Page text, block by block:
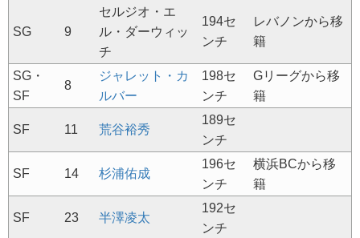
SG 9
セルジオ・エ
ル・ダーウィッ
チ
194セ
ンチ
レバノンから移
籍
SG・
SF
8
ジャレット・カ
ルバー
198セ
ンチ
Gリーグから移
籍
SF 11 荒谷裕秀
189セ
ンチ
SF 14 杉浦佑成
196セ
ンチ
横浜BCから移
籍
SF 23 半澤凌太
192セ
ンチ